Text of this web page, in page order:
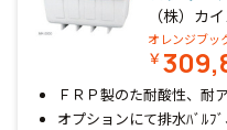
（株）カ
オレンジブッ
￥
ＦＲＰ製のた耐酸性、耐
オプションにて排水ﾊﾞﾙﾌﾞ